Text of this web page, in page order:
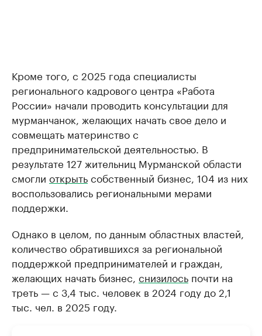
Кроме того, с 2025 года специалисты
регионального кадрового центра «Работа
России» начали проводить консультации для
мурманчанок, желающих начать свое дело и
совмещать материнство с
предпринимательской деятельностью. В
результате 127 жительниц Мурманской области
смогли открытьсобственный бизнес, 104 из них
воспользовались региональными мерами
поддержки.
Однако в целом, по данным областных властей,
количество обратившихся за региональной
поддержкой предпринимателей и граждан,
желающих начать бизнес, снизилось почти на
треть — с 3,4 тыс. человек в 2024 году до 2,1
тыс. чел. в 2025 году.